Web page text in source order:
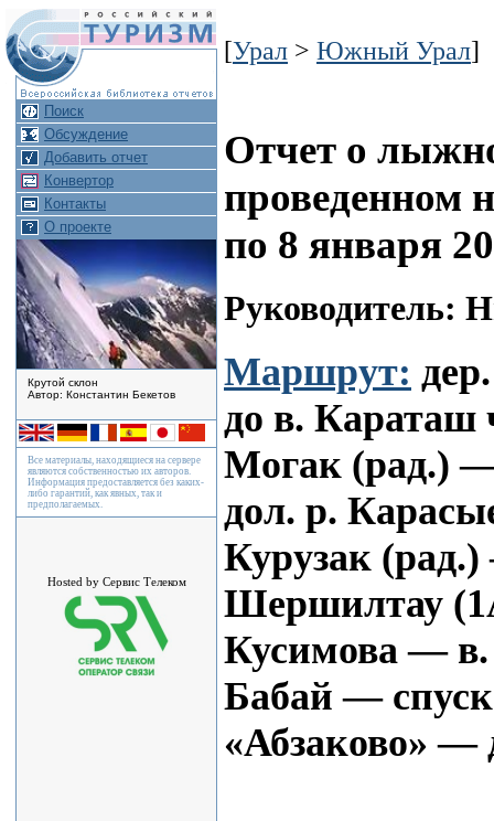
Поиск
Обсуждение
Добавить отчет
Конвертор
Контакты
О проекте
Крутой склон
Автор: Константин Бекетов
Все материалы, находящиеся на сервере
являются собственностью их авторов.
Информация предоставляется без каких-
либо гарантий, как явных, так и
предполагаемых.
Hosted by Сервис Телеком
[Урал > Южный Урал]
Отчет о
проведенном
по 8 января
Руководитель:
Маршрут:
до в.
Могак (рад.)
дол. р.
Курузак
Шершилтау
Кусимова —
Бабай —
«Абзаково» —